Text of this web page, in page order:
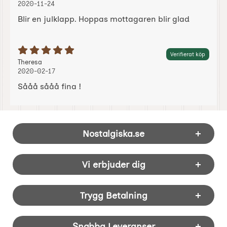
2020-11-24
Blir en julklapp. Hoppas mottagaren blir glad
Betyg: 5 Stjärnor av 5 Verifierat köp
Recension av:
Theresa
2020-02-17
Sååå sååå fina !
Sidfot Blandad info och länkar
Nostalgiska.se
Vi erbjuder dig
Trygg Betalning